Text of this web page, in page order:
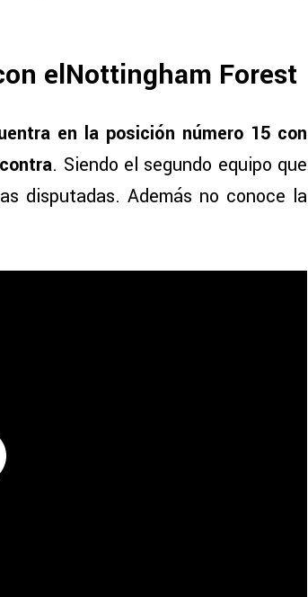
elNottingham Forest
en la posición número 15 con
. Siendo el segundo equipo que
disputadas. Además no conoce la